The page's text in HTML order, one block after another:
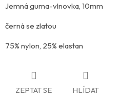
Jemná guma-vlnovka, 10mm
černá se zlatou
75% nylon, 25% elastan
ZEPTAT SE HLÍDAT